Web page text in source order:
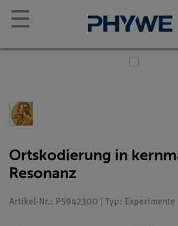
☰
Ortskodierung in
Resonanz
Artikel-Nr.: P5942300 | Typ: Experimente